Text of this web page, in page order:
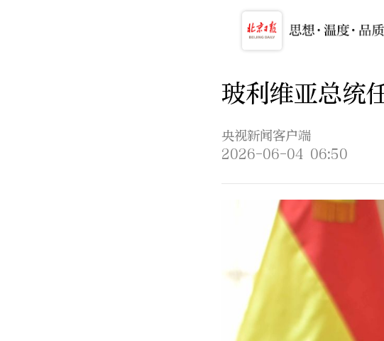
玻利维亚总统
央视新闻客户端
2026-06-04 06:50